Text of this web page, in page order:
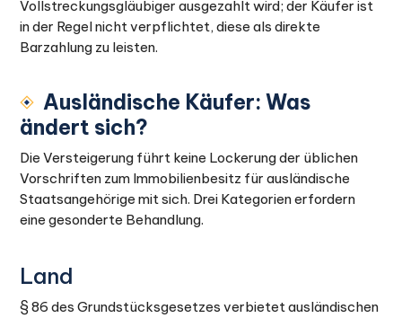
Vollstreckungsgläubiger ausgezahlt wird; der Käufer ist
in der Regel nicht verpflichtet, diese als direkte
Barzahlung zu leisten.
Ausländische Käufer: Was
ändert sich?
Die Versteigerung führt keine Lockerung der üblichen
Vorschriften zum Immobilienbesitz für ausländische
Staatsangehörige mit sich. Drei Kategorien erfordern
eine gesonderte Behandlung.
Land
§ 86 des Grundstücksgesetzes verbietet ausländischen